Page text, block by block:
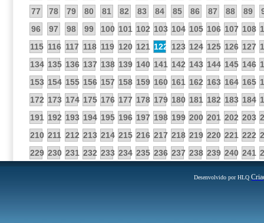
77
78 79 80 81 82 83 84 85 86 87 88 89
96
97 98 99 100 101 102 103 104 105 106 107 108
115 116 117 118 119 120 121 122 123 124 125 126 127
134 135 136 137 138 139 140 141 142 143 144 145 146
153 154 155 156 157 158 159 160 161 162 163 164 165
172 173 174 175 176 177 178 179 180 181 182 183 184
191 192 193 194 195 196 197 198 199 200 201 202 203
210 211 212 213 214 215 216 217 218 219 220 221 222
229 230 231 232 233 234 235 236 237 238 239 240 241
Desenvolvido por HLQ